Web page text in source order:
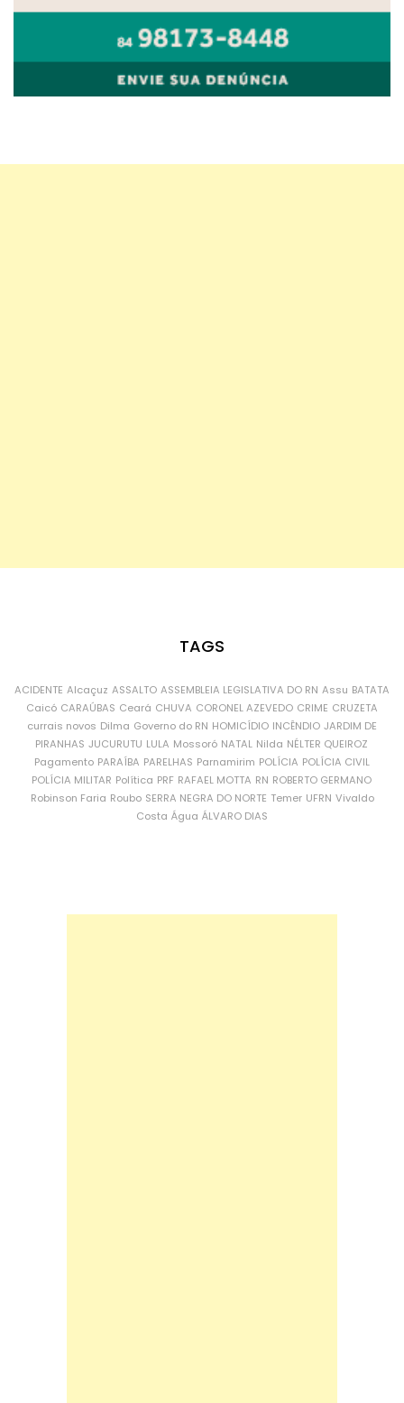
TAGS
ACIDENTE Alcaçuz ASSALTO ASSEMBLEIA LEGISLATIVA DO RN Assu BATATA
Caicó CARAÚBAS Ceará CHUVA CORONEL AZEVEDO CRIME CRUZETA
currais novos Dilma Governo do RN HOMICÍDIO INCÊNDIO JARDIM DE
PIRANHAS JUCURUTU LULA Mossoró NATAL Nilda NÉLTER QUEIROZ
Pagamento PARAÍBA PARELHAS Parnamirim POLÍCIA POLÍCIA CIVIL
POLÍCIA MILITAR Política PRF RAFAEL MOTTA RN ROBERTO GERMANO
Robinson Faria Roubo SERRA NEGRA DO NORTE Temer UFRN Vivaldo
Costa Água ÁLVARO DIAS